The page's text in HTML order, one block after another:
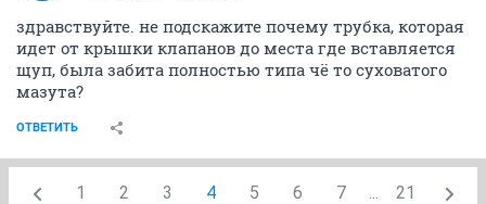
здравствуйте. не подскажите почему трубка, которая
идет от крышки клапанов до места где вставляется
щуп, была забита полностью типа чё то суховатого
мазута?
ОТВЕТИТЬ
1 2 3 4 5 6 7 ... 21